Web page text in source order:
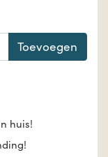
Toevoegen
huis!